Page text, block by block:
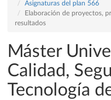
Asignaturas del plan 566
Elaboración de proyectos,
resultados
Máster
Calidad,
Tecnología